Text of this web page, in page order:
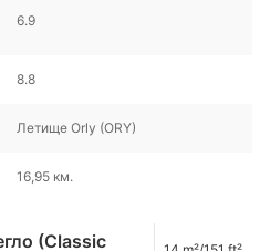
6.9
8.8
Летище Orly (ORY)
16,95 км.
(Classic